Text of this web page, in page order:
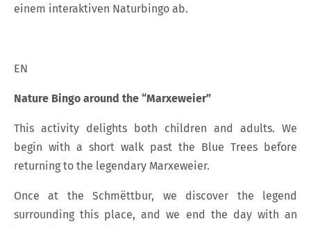
einem interaktiven Naturbingo ab.
EN
Nature Bingo around the “Marxeweier”
This activity delights both children and adults. We
begin with a short walk past the Blue Trees before
returning to the legendary Marxeweier.
Once at the Schmëttbur, we discover the legend
surrounding this place, and we end the day with an